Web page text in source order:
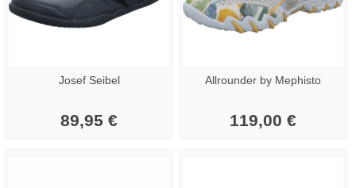
Josef Seibel
89,95 €
Allrounder by Mephisto
119,00 €